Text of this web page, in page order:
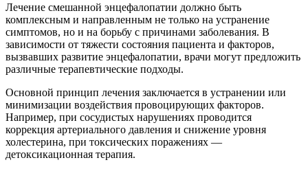
Лечение смешанной энцефалопатии должно быть
комплексным и направленным не только на устранение
симптомов, но и на борьбу с причинами заболевания. В
зависимости от тяжести состояния пациента и факторов,
вызвавших развитие энцефалопатии, врачи могут предложить
различные терапевтические подходы.
Основной принцип лечения заключается в устранении или
минимизации воздействия провоцирующих факторов.
Например, при сосудистых нарушениях проводится
коррекция артериального давления и снижение уровня
холестерина, при токсических поражениях —
детоксикационная терапия.